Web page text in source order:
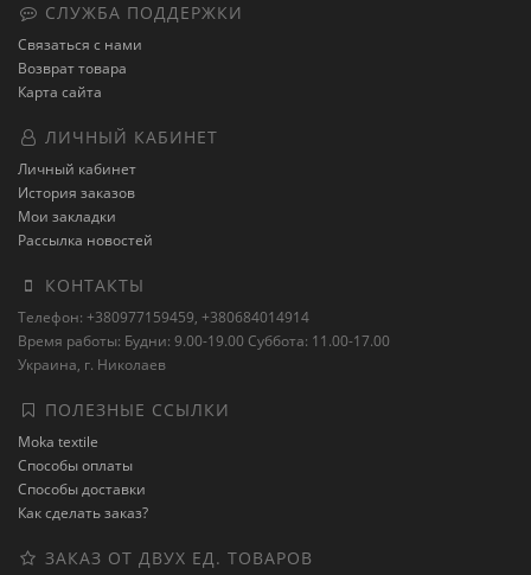
СЛУЖБА ПОДДЕРЖКИ
Связаться с нами
Возврат товара
Карта сайта
ЛИЧНЫЙ КАБИНЕТ
Личный кабинет
История заказов
Мои закладки
Рассылка новостей
КОНТАКТЫ
Телефон: +380977159459, +380684014914
Время работы: Будни: 9.00-19.00 Суббота: 11.00-17.00
Украина, г. Николаев
ПОЛЕЗНЫЕ ССЫЛКИ
Moka textile
Способы оплаты
Способы доставки
Как сделать заказ?
ЗАКАЗ ОТ ДВУХ ЕД. ТОВАРОВ